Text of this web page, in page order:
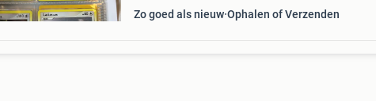
Zo goed als nieuw Ophalen of Verzenden